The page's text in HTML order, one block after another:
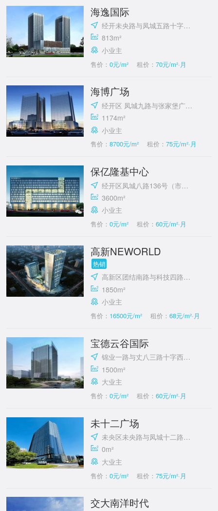
海逸国际
经开未央路与凤城五路十字东北角
813m²
小业主
售价：0元/m² 租价： 70元/m²·月
海博广场
经开区 凤城九路与张家堡广场西北角
1174m²
小业主
售价：8700元/m² 租价： 75元/m²·月
保亿隆基中心
经开区凤城八路136号（市政府对面）
3600m²
小业主
售价：0元/m² 租价： 60元/m²·月
高新NEWORLD
热销
高新区团结南路与科技四路十字东北角
1850m²
小业主
售价： 16500元/m² 租价： 68元/m²·月
宝德云谷国际
锦业一路与丈八三路十字西南角
1500m²
大业主
售价：0元/m² 租价： 60元/m²·月
未十二广场
未央区未央路与凤城十二路十字西南角
0m²
大业主
售价：0元/m² 租价： 75元/m²·月
交大南洋时代